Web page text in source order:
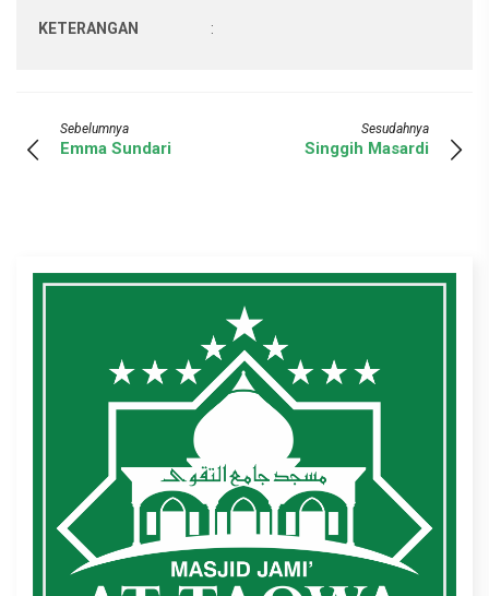
KETERANGAN :
Sebelumnya
Emma Sundari
Sesudahnya
Singgih Masardi